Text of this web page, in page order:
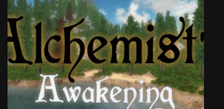
Hammerwatch